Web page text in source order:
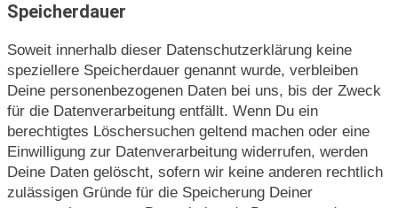
Speicherdauer
Soweit innerhalb dieser Datenschutzerklärung keine
speziellere Speicherdauer genannt wurde, verbleiben
Deine personenbezogenen Daten bei uns, bis der Zweck
für die Datenverarbeitung entfällt. Wenn Du ein
berechtigtes Löschersuchen geltend machen oder eine
Einwilligung zur Datenverarbeitung widerrufen, werden
Deine Daten gelöscht, sofern wir keine anderen rechtlich
zulässigen Gründe für die Speicherung Deiner